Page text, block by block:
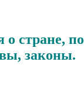
стране,
законы.